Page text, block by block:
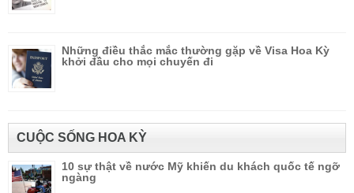
Những điều thắc mắc thường gặp về Visa Hoa Kỳ
khởi đầu cho mọi chuyến đi
CUỘC SỐNG HOA KỲ
10 sự thật về nước Mỹ khiến du khách quốc tế ngỡ
ngàng